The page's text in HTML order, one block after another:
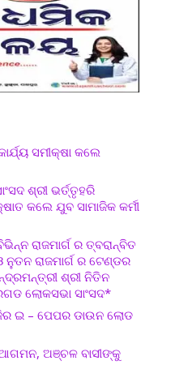
ସମୀକ୍ଷା କଲେ
ଶ୍ରୀ ଭର୍ତ୍ତୃହରି
କଲେ ଯୁବ ସାମାଜିକ କର୍ମୀ
ରାଜମାର୍ଗ ର ତ୍ବରାନ୍ବିତ
ରାଜମାର୍ଗ ର ଟେଣ୍ଡର
ଶ୍ରୀ ନିତିନ
ଲୋକସଭା ସାଂସଦ*
ଇ – ପେପର ଡାଉନ ଲୋଡ
ଆଗମନ, ଅଞ୍ଚଳ ବାସୀଙ୍କୁ